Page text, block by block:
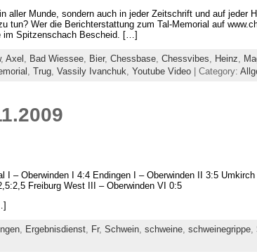
aller Munde, sondern auch in jeder Zeitschrift und auf jeder
tun? Wer die Berichterstattung zum Tal-Memorial auf
im Spitzenschach Bescheid. […]
, Axel Bad Wiessee, Bier, Chessbase, Chessvibes Heinz
Trug, Vassily Ivanchuk Youtube Video| Category:
– Oberwinden I 4:4 Endingen I – Oberwinden II 3:5
Freiburg West III – Oberwinden VI 0:5
, Ergebnisdienst, Fr, Schwein, schweine, schweinegrippe,